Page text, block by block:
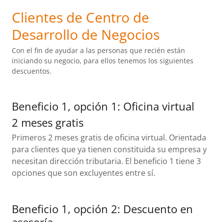
Clientes de Centro de
Desarrollo de Negocios
Con el fin de ayudar a las personas que recién están
iniciando su negocio, para ellos tenemos los siguientes
descuentos.
Beneficio 1, opción 1: Oficina virtual
2 meses gratis
Primeros 2 meses gratis de oficina virtual. Orientada
para clientes que ya tienen constituida su empresa y
necesitan dirección tributaria. El beneficio 1 tiene 3
opciones que son excluyentes entre sí.
Beneficio 1, opción 2: Descuento en